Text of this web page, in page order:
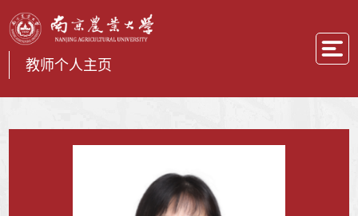
教师个人主页